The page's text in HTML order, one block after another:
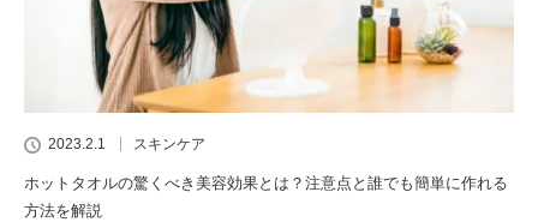
2023.2.1 スキンケア
ホットタオルの驚くべき美容効果とは？注意点と誰でも簡単に作れる
方法を解説